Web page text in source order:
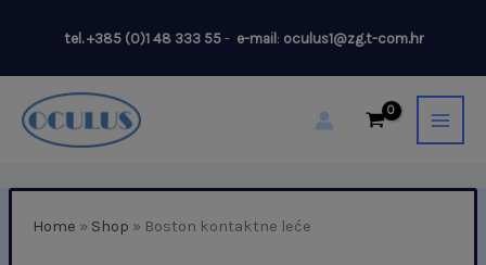
content
tel.+385 (0)1 48 333 55- e-mail: oculus1@zg.t-com.hr
Home » Shop » Boston kontaktne leće